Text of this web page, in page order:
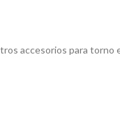
accesorios para torno